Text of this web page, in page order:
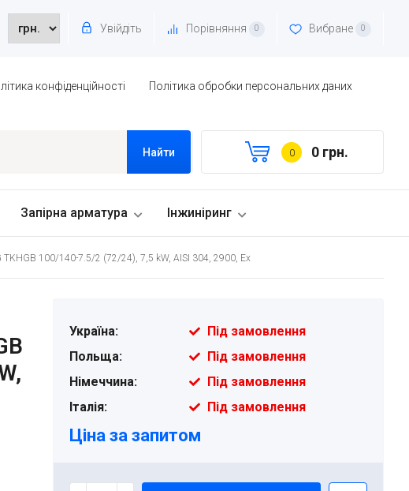
Увійдіть Порівняння 0 Вибране 0
конфіденційності Політика обробки персональних даних
Найти 0 0 грн.
Запірна арматура Інжиніринг
TKHGB 100/140-7.5/2 (72/24), 7,5 kW, AISI 304, 2900, Ex
Україна:
Під замовлення
Польща:
Під замовлення
Німеччина:
Під замовлення
Італія:
Під замовлення
Ціна за запитом